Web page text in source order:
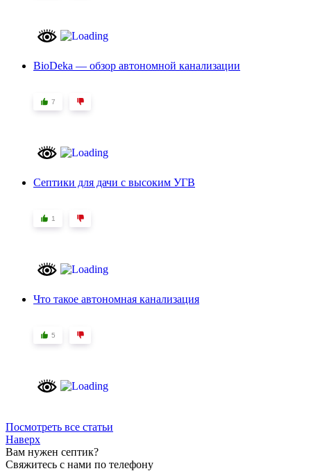
BioDeka — обзор автономной канализации
7
Септики для дачи с высоким УГВ
1
Что такое автономная канализация
5
Посмотреть все статьи
Наверх
Вам нужен септик?
Свяжитесь с нами по телефону